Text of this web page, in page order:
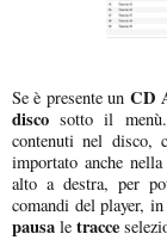
Se è presente un CD
disco sotto il
contenuti nel disco,
importato anche nella
alto a destra, per
comandi del player,
pausa le tracce